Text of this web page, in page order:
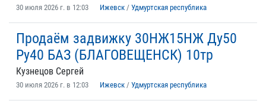
30 июля 2026 г. в 12:03 Ижевск / Удмуртская республика
Пpодаём зaдвижку 30НЖ15НЖ Ду50
Ру40 БАЗ (БЛАГОВЕЩЕНСК) 10тр
Кузнецов Сергей
30 июля 2026 г. в 12:03 Ижевск / Удмуртская республика